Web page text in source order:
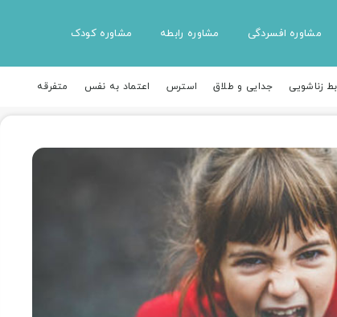
مشاوره افسردگی مشاوره رابطه مشاوره کودک
زناشویی جدایی و طلاق استرس اعتماد به نفس متفرقه